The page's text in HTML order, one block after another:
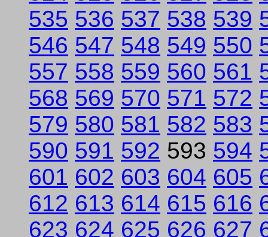
535 536 537 538 539
546 547 548 549 550
557 558 559 560 561
568 569 570 571 572
579 580 581 582 583
590 591 592 593 594
601 602 603 604 605
612 613 614 615 616
623 624 625 626 627